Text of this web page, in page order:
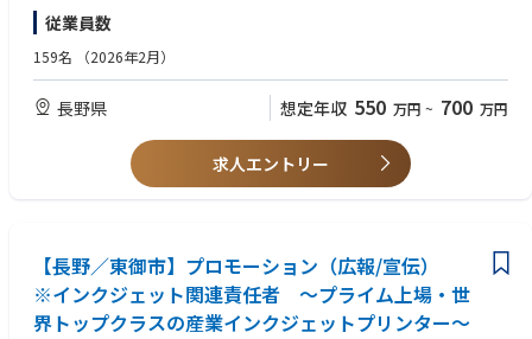
・子育て支援や定年後の再雇用、各種福利厚生の充実など環境面が非常に
充実しており離職者がほとんどいません。
従業員を本当に大切にする社風で公私ともに充実したキャリアが描けます
【こんな方に】
・ワークライフバランスよく充実した生活を送りたい方
従業員数
159名 （2026年2月）
長野県 想定年収 550 万円 ~ 700 万円
求人エントリー
【長野／東御市】プロモーション（広報/宣伝）
※インクジェット関連責任者 ～プライム上場・世
界トップクラスの産業インクジェットプリンター～